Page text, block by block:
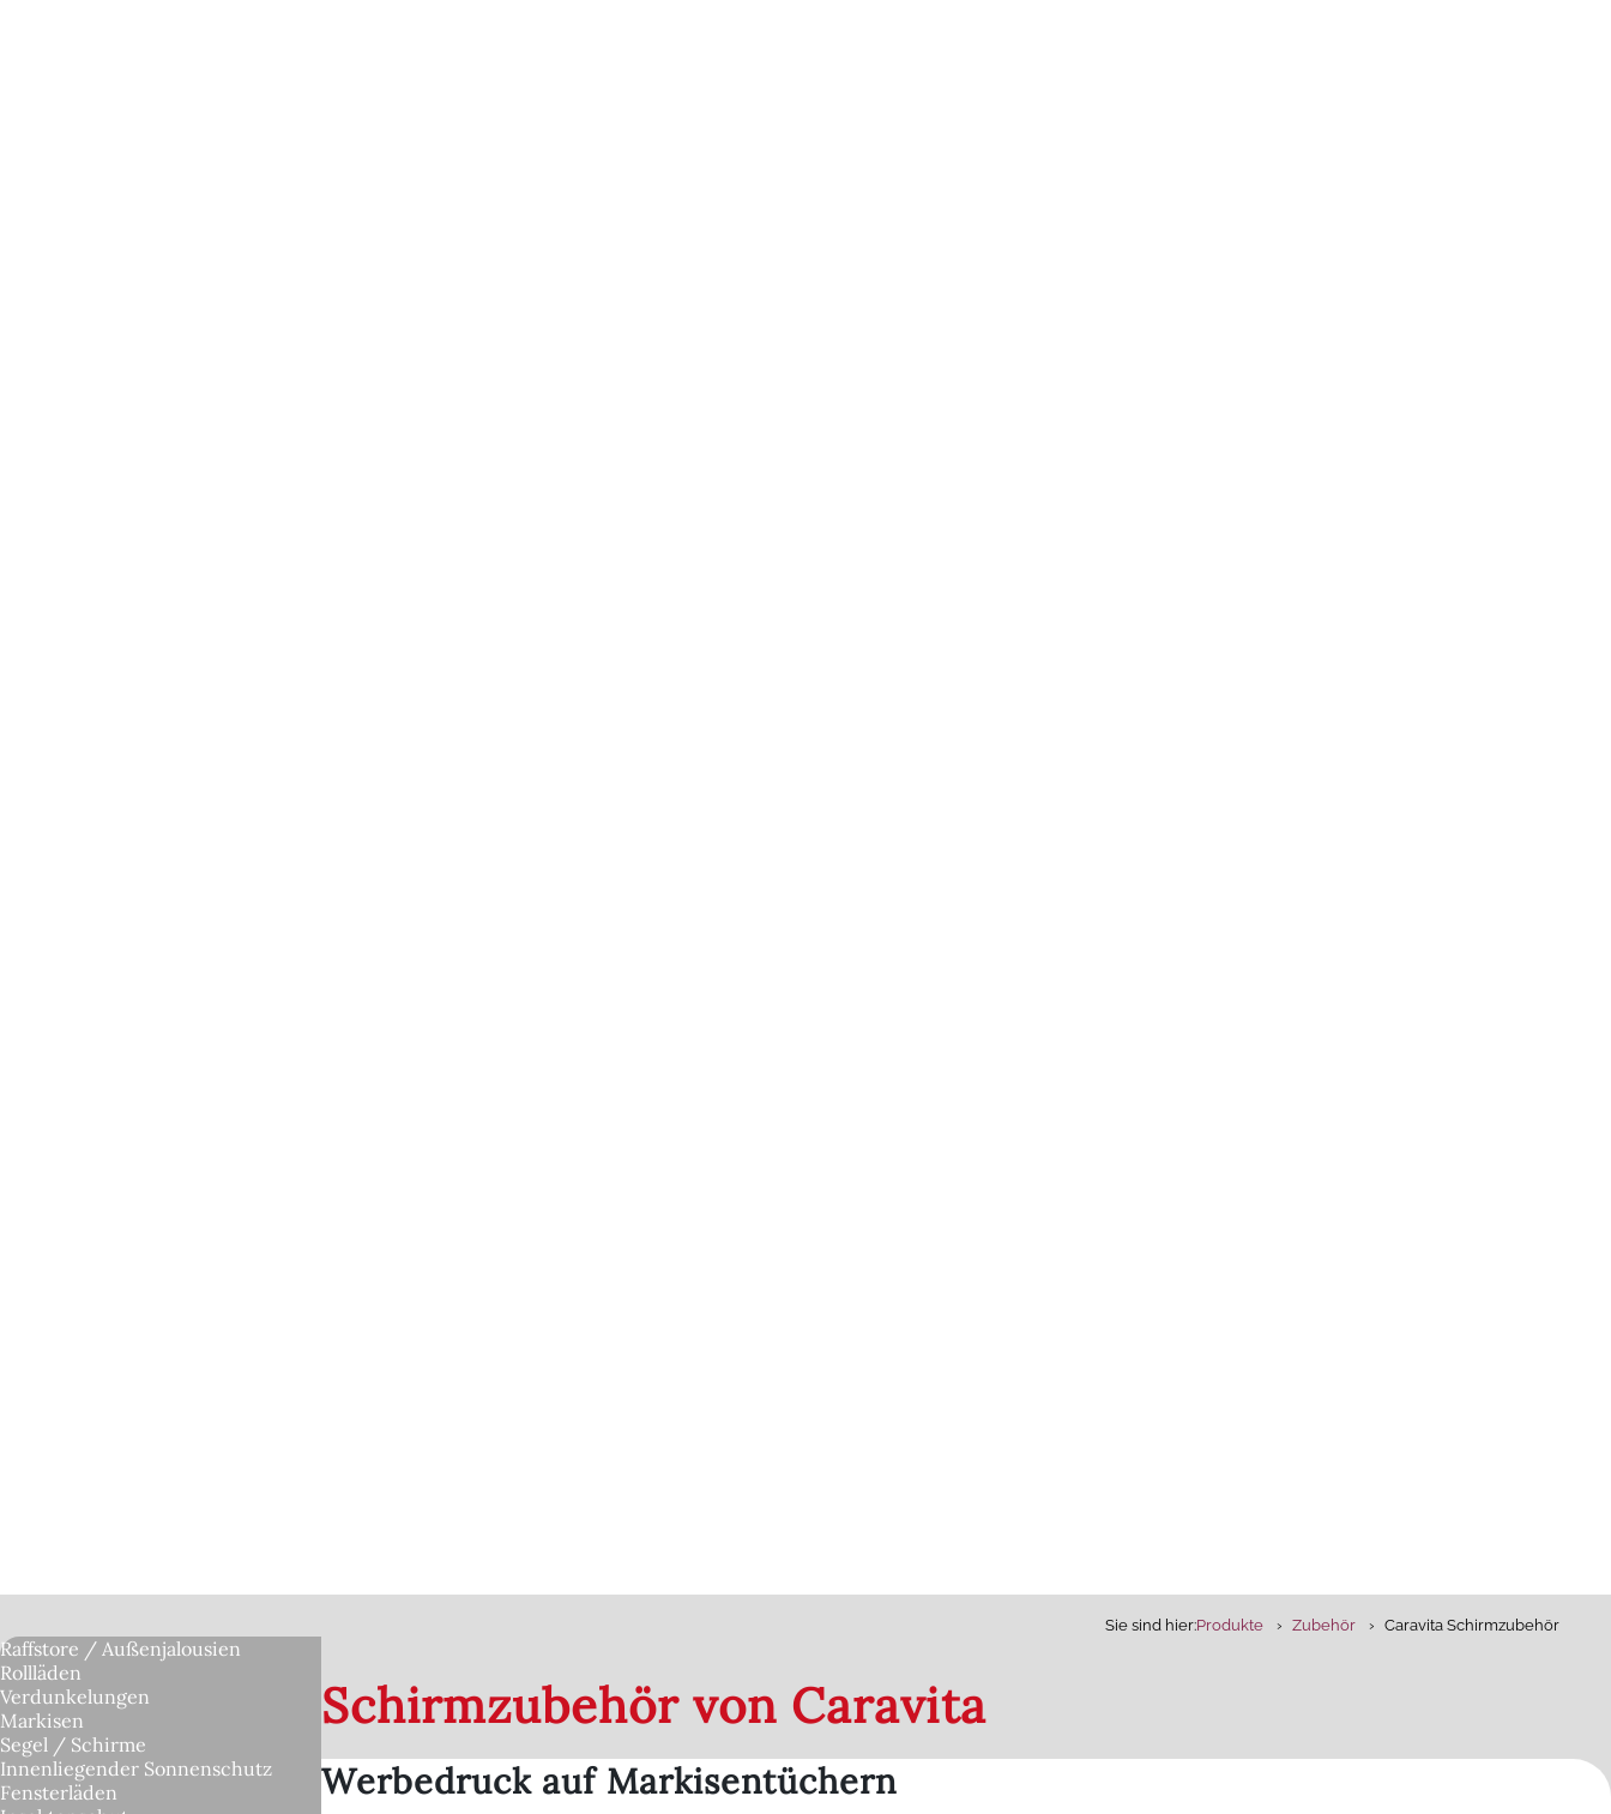
Sie sind hier:Produkte Zubehör Caravita Schirmzubehör
Raffstore / Außenjalousien
Rollläden
Verdunkelungen
Markisen
Segel / Schirme
Innenliegender Sonnenschutz
Fensterläden
Schirmzubehör von Caravita
Werbedruck auf Markisentüchern